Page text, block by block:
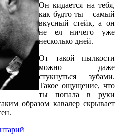
Он кидается на тебя,
как будто ты – самый
вкусный стейк, а он
не ел ничего уже
несколько дней.
От такой пылкости
можно даже
стукнуться зубами.
Такое ощущение, что
ты попала в руки
образом кавалер скрывает